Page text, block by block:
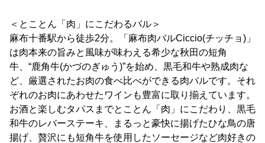
＜とことん「肉」にこだわるバル＞
麻布十番駅から徒歩2分。「麻布肉バルCiccio(チッチョ)」
は肉本来の旨みと風味が味わえる希少な秋田の短角
牛、“鹿角牛(かづのぎゅう)”を始め、黒毛和牛や熟成肉な
ど、厳選されたお肉の食べ比べができる肉バルです。それ
ぞれのお肉にあわせたワインも豊富に取り揃えています。
お酒と楽しむタパスまでとことん「肉」にこだわり、黒毛
和牛のレバーステーキ、まるっと豪快に揚げたひな鳥の唐
揚げ、贅沢にも短角牛を使用したソーセージなど肉好きの